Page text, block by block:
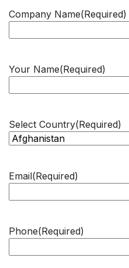
Company Name(Required)
Your Name(Required)
Select Country(Required)
Email(Required)
Phone(Required)